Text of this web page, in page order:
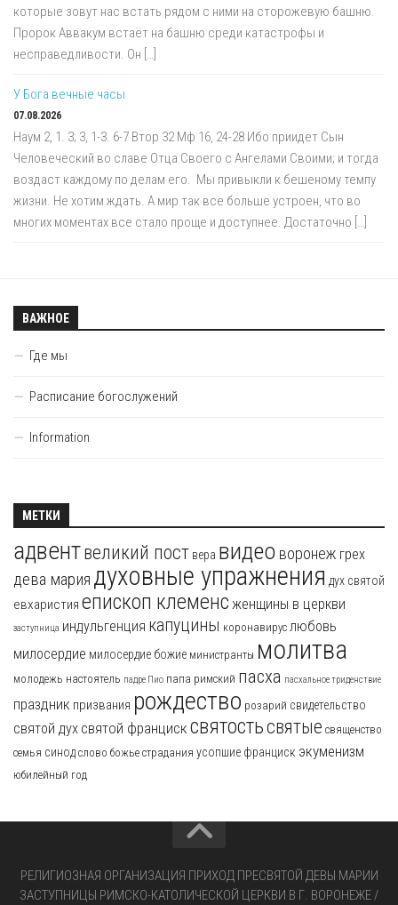
которые зовут нас встать рядом с ними на сторожевую башню.
Пророк Аввакум встаёт на башню среди катастрофы и
несправедливости. Он […]
У Бога вечные часы
07.08.2026
Наум 2, 1. 3; 3, 1-3. 6-7 Втор 32 Мф 16, 24-28 Ибо приидет Сын
Человеческий во славе Отца Своего с Ангелами Своими; и тогда
воздаст каждому по делам его. Мы привыкли к бешеному темпу
жизни. Не хотим ждать. А мир так все больше устроен, что во
многих моментах все стало проще и доступнее. Достаточно […]
ВАЖНОЕ
Где мы
Расписание богослужений
Information
МЕТКИ
адвентвеликий пост вера видео воронеж грех
дева мария духовные упражнения дух святой
евхаристия епископ клеменс женщины в церкви
заступница индульгенция капуцины коронавирус любовь
милосердие милосердие божие министранты молитва
молодежь настоятель падре Пио папа римский пасха пасхальное триденствие
праздник призвания рождество розарий свидетельство
святой дух святой франциск святостьсвятые священство
семья синод слово божье страдания усопшие франциск экуменизм
юбилейный год
РЕЛИГИОЗНАЯ ОРГАНИЗАЦИЯ ПРИХОД ПРЕСВЯТОЙ ДЕВЫ МАРИИ
ЗАСТУПНИЦЫ РИМСКО-КАТОЛИЧЕСКОЙ ЦЕРКВИ В Г. ВОРОНЕЖЕ /